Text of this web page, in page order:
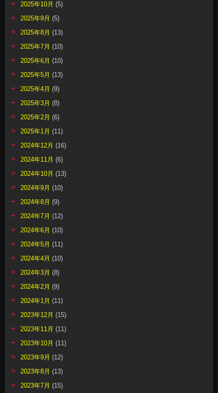
2025年10月 (5)
2025年9月 (5)
2025年8月 (13)
2025年7月 (10)
2025年6月 (10)
2025年5月 (13)
2025年4月 (9)
2025年3月 (8)
2025年2月 (6)
2025年1月 (11)
2024年12月 (16)
2024年11月 (6)
2024年10月 (13)
2024年9月 (10)
2024年8月 (9)
2024年7月 (12)
2024年6月 (10)
2024年5月 (11)
2024年4月 (10)
2024年3月 (8)
2024年2月 (9)
2024年1月 (11)
2023年12月 (15)
2023年11月 (11)
2023年10月 (11)
2023年9月 (12)
2023年8月 (13)
2023年7月 (15)